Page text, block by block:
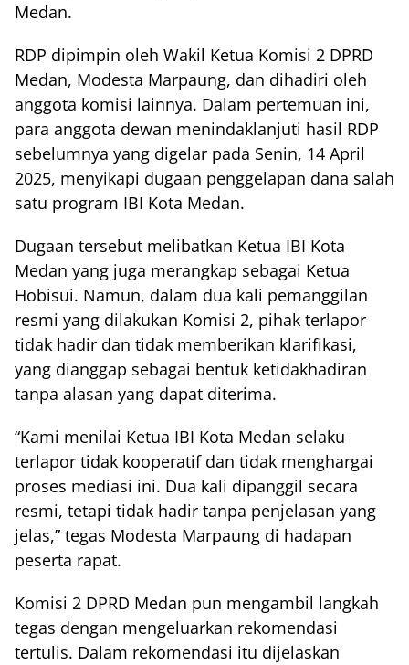
Medan.
RDP dipimpin oleh Wakil Ketua Komisi 2 DPRD
Medan, Modesta Marpaung, dan dihadiri oleh
anggota komisi lainnya. Dalam pertemuan ini,
para anggota dewan menindaklanjuti hasil RDP
sebelumnya yang digelar pada Senin, 14 April
2025, menyikapi dugaan penggelapan dana salah
satu program IBI Kota Medan.
Dugaan tersebut melibatkan Ketua IBI Kota
Medan yang juga merangkap sebagai Ketua
Hobisui. Namun, dalam dua kali pemanggilan
resmi yang dilakukan Komisi 2, pihak terlapor
tidak hadir dan tidak memberikan klarifikasi,
yang dianggap sebagai bentuk ketidakhadiran
tanpa alasan yang dapat diterima.
“Kami menilai Ketua IBI Kota Medan selaku
terlapor tidak kooperatif dan tidak menghargai
proses mediasi ini. Dua kali dipanggil secara
resmi, tetapi tidak hadir tanpa penjelasan yang
jelas,” tegas Modesta Marpaung di hadapan
peserta rapat.
Komisi 2 DPRD Medan pun mengambil langkah
tegas dengan mengeluarkan rekomendasi
tertulis. Dalam rekomendasi itu dijelaskan